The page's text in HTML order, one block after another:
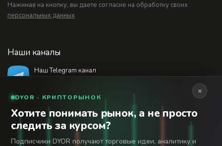
Нажимая на кнопку, вы даете согласие на обработку своих
персональных данных
Наши каналы
Наш Telegram канал
18+
© 2026 Финансовый интернет-портал «Банки
Сегодня». Используя сайт BanksToday.net вы
соглашаетесь с
×
DYOR · КРИПТОРЫНОК
Хотите понимать рынок, а не просто
следить за курсом?
Подписчики DYOR получают торговые идеи, аналитику и